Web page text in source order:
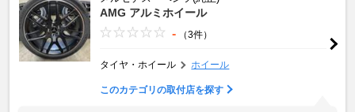
AMG アルミホイール
- （3件）
タイヤ・ホイール ホイール
このカテゴリの取付店を探す